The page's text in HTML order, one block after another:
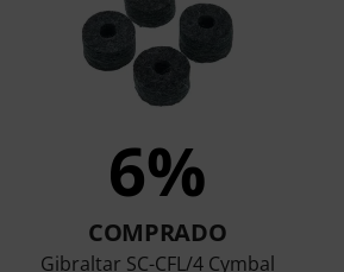
6%
COMPRADO
Gibraltar SC-CFL/4 Cymbal